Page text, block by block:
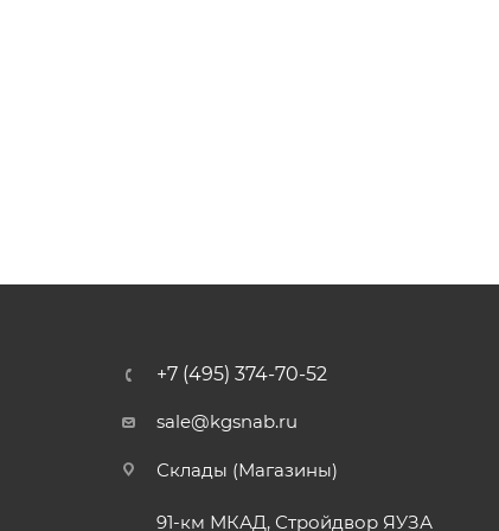
+7 (495) 374-70-52
sale@kgsnab.ru
Склады (Магазины)
91-км МКАД, Стройдвор ЯУЗА